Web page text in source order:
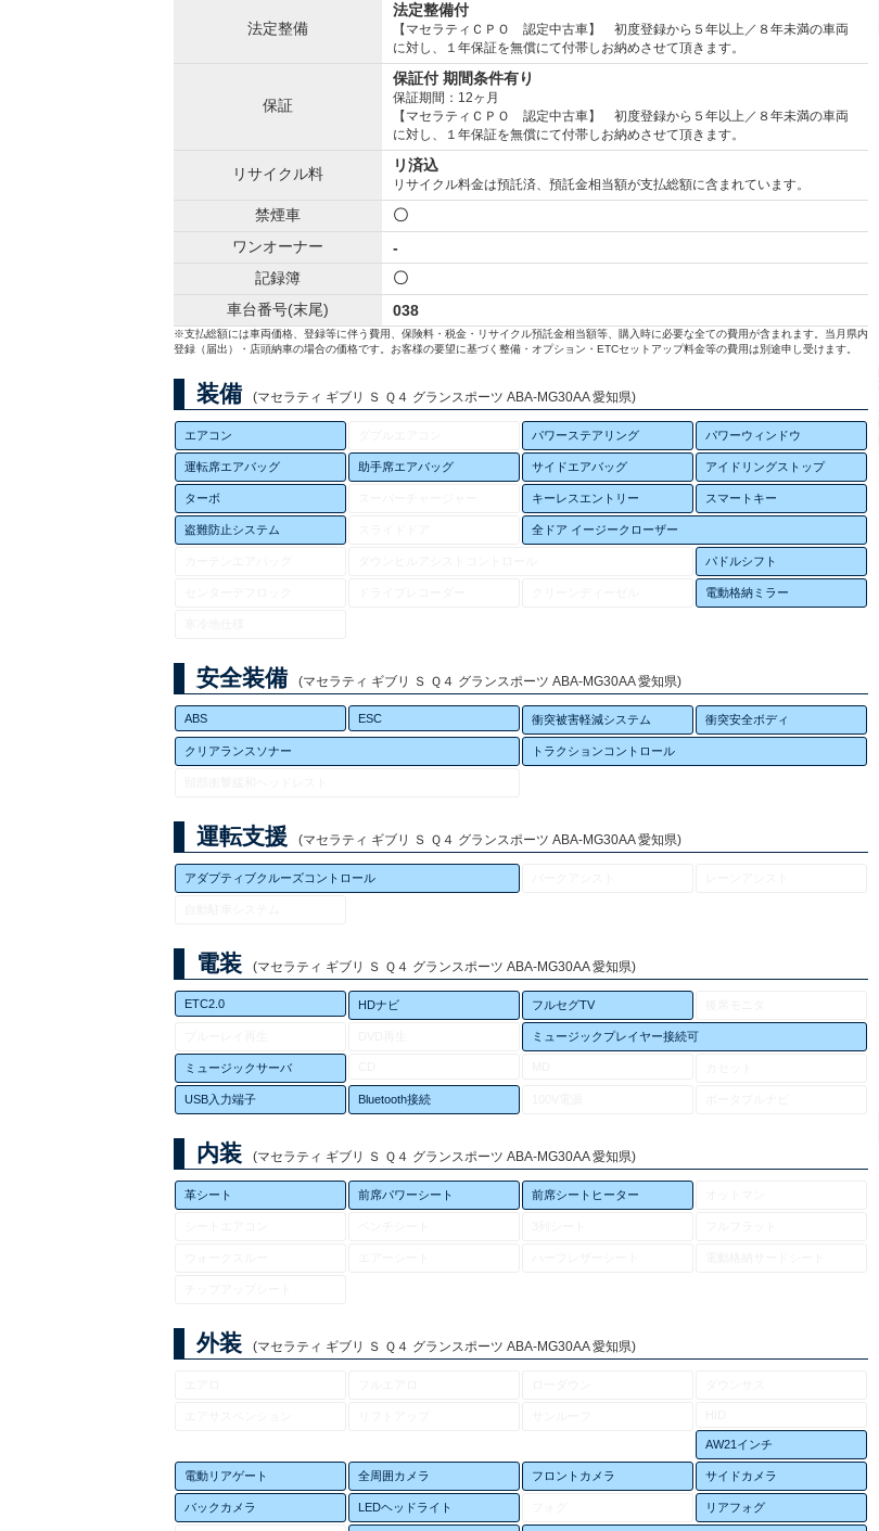
法定整備
法定整備付
【マセラティＣＰＯ 認定中古車】 初度登録から５年以上／８年未満の車両
に対し、１年保証を無償にて付帯しお納めさせて頂きます。
保証
保証付 期間条件有り
保証期間：12ヶ月
【マセラティＣＰＯ 認定中古車】 初度登録から５年以上／８年未満の車両
に対し、１年保証を無償にて付帯しお納めさせて頂きます。
リサイクル料 リ済込
リサイクル料金は預託済、預託金相当額が支払総額に含まれています。
禁煙車
〇
ワンオーナー
-
記録簿
〇
車台番号(末尾)
038
※支払総額には車両価格、登録等に伴う費用、保険料・税金・リサイクル預託金相当額等、購入時に必要な全ての費用が含まれます。当月県内
登録（届出）・店頭納車の場合の価格です。お客様の要望に基づく整備・オプション・ETCセットアップ料金等の費用は別途申し受けます。
装備 (マセラティ ギブリ Ｓ Ｑ４ グランスポーツ ABA-MG30AA 愛知県)
エアコン パワーステアリング パワーウィンドウ
運転席エアバッグ 助手席エアバッグ サイドエアバッグ アイドリングストップ
ターボ キーレスエントリー スマートキー
盗難防止システム 全ドア イージークローザー
パドルシフト
電動格納ミラー
安全装備 (マセラティ ギブリ Ｓ Ｑ４ グランスポーツ ABA-MG30AA 愛知県)
ABS ESC 衝突被害軽減システム 衝突安全ボディ
クリアランスソナー トラクションコントロール
運転支援 (マセラティ ギブリ Ｓ Ｑ４ グランスポーツ ABA-MG30AA 愛知県)
アダプティブクルーズコントロール
電装 (マセラティ ギブリ Ｓ Ｑ４ グランスポーツ ABA-MG30AA 愛知県)
ETC2.0 HDナビ フルセグTV
ミュージックプレイヤー接続可
ミュージックサーバ
USB入力端子 Bluetooth接続
内装 (マセラティ ギブリ Ｓ Ｑ４ グランスポーツ ABA-MG30AA 愛知県)
革シート 前席パワーシート 前席シートヒーター
外装 (マセラティ ギブリ Ｓ Ｑ４ グランスポーツ ABA-MG30AA 愛知県)
AW21インチ
電動リアゲート 全周囲カメラ フロントカメラ サイドカメラ
バックカメラ LEDヘッドライト リアフォグ